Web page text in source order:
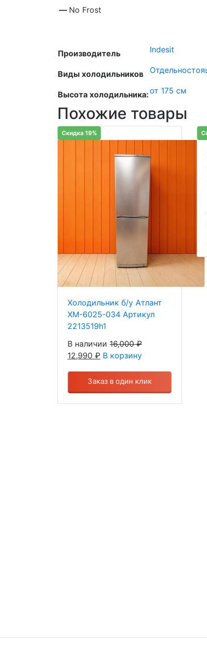
— No Frost
Производитель Indesit
Виды холодильников
Высота холодильника:от 175 см
Похожие товары
Скидка 19%
Холодильник б/у Атлант
ХМ-6025-034 Артикул
2213519h1
В наличии 16,000₽
12,990 ₽ В корзину
Заказ в один клик